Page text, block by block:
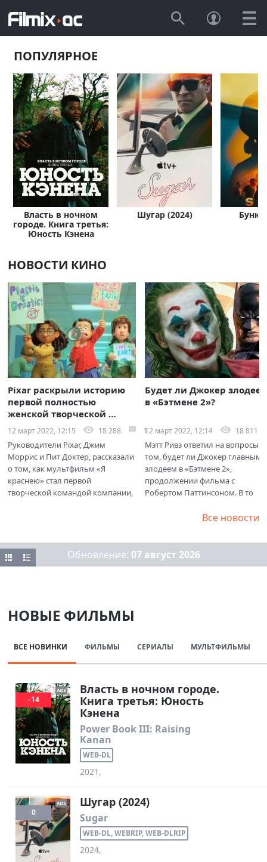
ПОПУЛЯРНОЕ
Власть в ночном
городе. Книга третья:
Юность Кэнена
Шугар (2024)
НОВОСТИ КИНО
Pixar раскрыли историю
первой полностью
женской творческой
группы
12 март 2022, 12:15 18 288 1
Руководители Pixar, Джим
Моррис и Пит Доктер, рассказали
о том, как мультфильм «Я
краснею» стал первой
творческой командой компании,
Будет ли Джокер
в «Бэтмене 2»?
12 март 2022, 12:14 18 811
Мэтт Ривз ответил на вопросы о
том, будет ли Джокер главным
злодеем в «Бэтмене 2»,
продолжении фильма c
Робертом Паттинсоном. В то
Все новости
Обновление: 07 август 2026
НОВЫЕ ФИЛЬМЫ
ВСЕ НОВИНКИ ФИЛЬМЫ СЕРИАЛЫ МУЛЬТФИЛЬМЫ
-14
Власть в ночном городе.
Книга третья: Юность
Кэнена
Power Book III: Raising
Kanan
WEB-DL
2021,
0
Шугар (2024)
Sugar
WEB-DL, WEBRIP, WEB-DLRIP
2024,